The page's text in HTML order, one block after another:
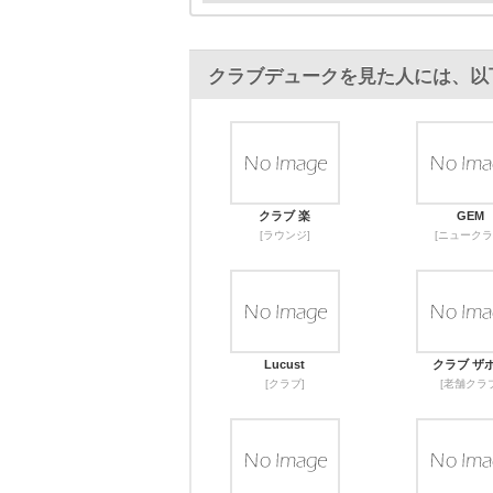
クラブデュークを見た人には、
クラブ 楽
[ラウンジ]
GEM
[ニューク
Lucust
[クラブ]
クラブ ザ
[老舗クラ